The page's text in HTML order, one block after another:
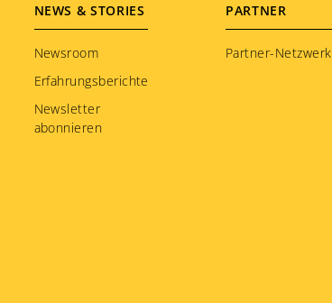
NEWS & STORIES
Newsroom
Erfahrungsberichte
Newsletter
abonnieren
PARTNER
Partner-Netzwerk